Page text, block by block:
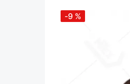
-9 %